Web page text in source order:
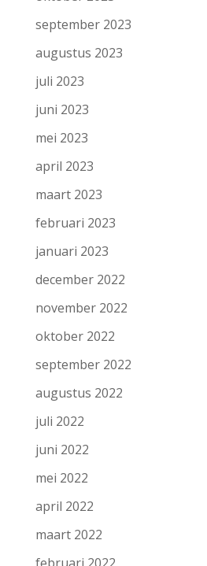
september 2023
augustus 2023
juli 2023
juni 2023
mei 2023
april 2023
maart 2023
februari 2023
januari 2023
december 2022
november 2022
oktober 2022
september 2022
augustus 2022
juli 2022
juni 2022
mei 2022
april 2022
maart 2022